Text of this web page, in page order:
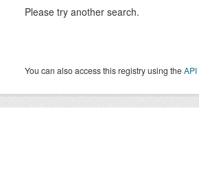
Please try another search.
You can also access this registry using theAPI